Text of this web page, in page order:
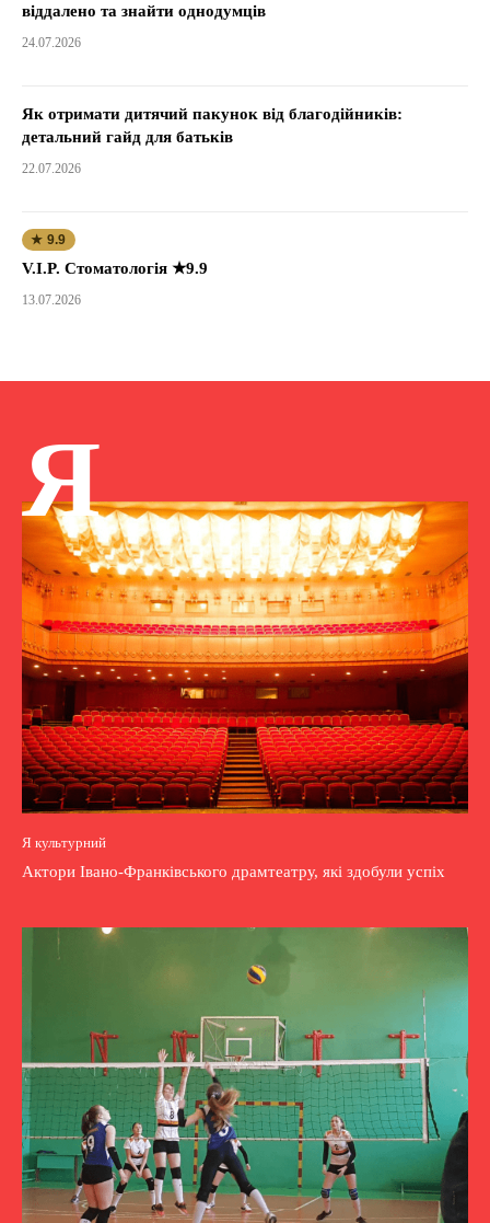
віддалено та знайти однодумців
24.07.2026
Як отримати дитячий пакунок від благодійників:
детальний гайд для батьків
22.07.2026
★ 9.9
V.I.P. Стоматологія ★9.9
13.07.2026
Я
Я культурний
Актори Івано-Франківського драмтеатру, які здобули успіх